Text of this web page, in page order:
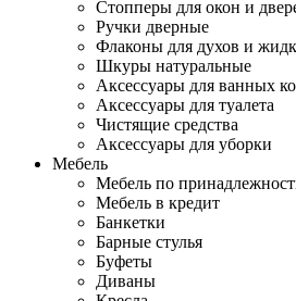
Стопперы для окон и
Ручки дверные
Флаконы для духов и
Шкуры натуральные
Аксессуары для ванных
Аксессуары для туалета
Чистящие средства
Аксессуары для уборки
Мебель
Мебель по
Мебель в кредит
Банкетки
Барные стулья
Буфеты
Диваны